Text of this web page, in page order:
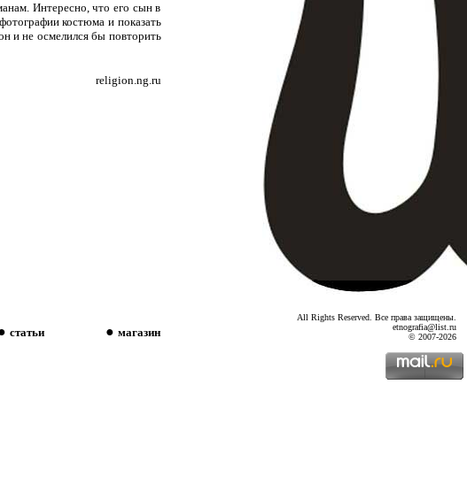
Интересно, что его сын в
костюма и показать
и не осмелился бы повторить
religion.ng.ru
статьи ● магазин
All Rights Reserved. Все права защищены.
etnografia@list.ru
© 2007-2026